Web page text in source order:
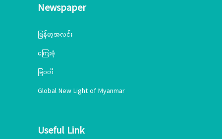
Newspaper
မြန်မာ့အလင်း
ကြေးမုံ
မြဝတီ
Global New Light of Myanmar
Useful Link